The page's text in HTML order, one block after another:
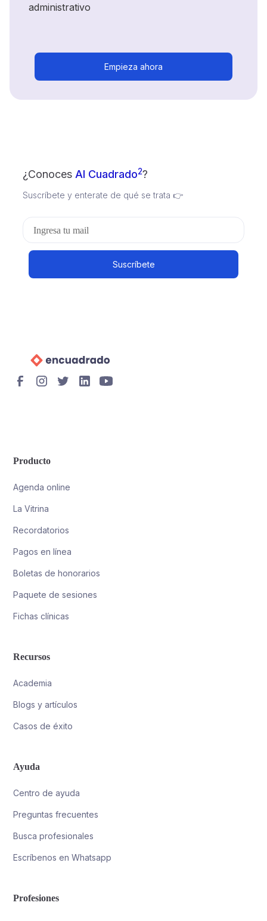
administrativo
Empieza ahora
¿ConocesAl Cuadrado2?
Suscríbete y enterate de qué se trata 👉
Producto
Agenda online
La Vitrina
Recordatorios
Pagos en línea
Boletas de honorarios
Paquete de sesiones
Fichas clínicas
Recursos
Academia
Blogs y artículos
Casos de éxito
Ayuda
Centro de ayuda
Preguntas frecuentes
Busca profesionales
Escríbenos en Whatsapp
Profesiones